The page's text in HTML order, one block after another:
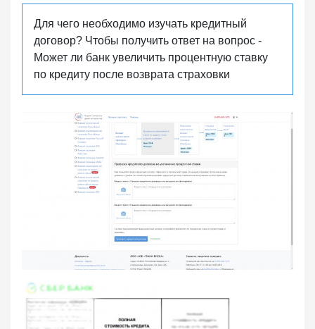
Для чего необходимо изучать кредитный
договор? Чтобы получить ответ на вопрос -
Может ли банк увеличить процентную ставку
по кредиту после возврата страховки